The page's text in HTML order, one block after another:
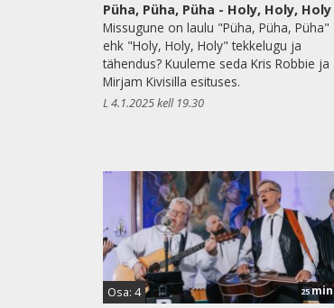
Püha, Püha, Püha - Holy, Holy, Holy
Missugune on laulu "Püha, Püha, Püha"
ehk "Holy, Holy, Holy" tekkelugu ja
tähendus? Kuuleme seda Kris Robbie ja
Mirjam Kivisilla esituses.
L 4.1.2025 kell 19.30
Osa: 4 25min